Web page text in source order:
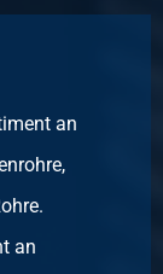
an
an